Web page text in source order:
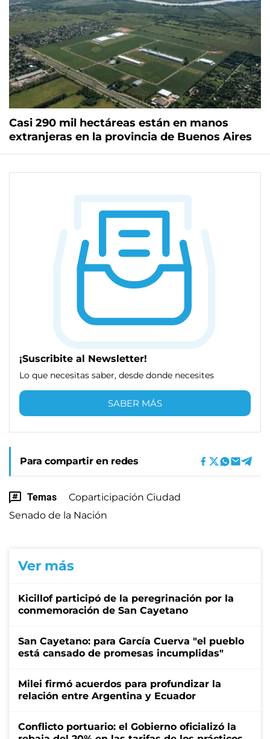
Casi 290 mil hectáreas están en manos
extranjeras en la provincia de Buenos Aires
¡Suscribite al Newsletter!
Lo que necesitas saber, desde donde necesites
SABER MÁS
Para compartir en redes
Temas
Coparticipación Ciudad
Senado de la Nación
Ver más
Kicillof participó de la peregrinación por la
conmemoración de San Cayetano
San Cayetano: para García Cuerva "el pueblo
está cansado de promesas incumplidas"
Milei firmó acuerdos para profundizar la
relación entre Argentina y Ecuador
Conflicto portuario: el Gobierno oficializó la